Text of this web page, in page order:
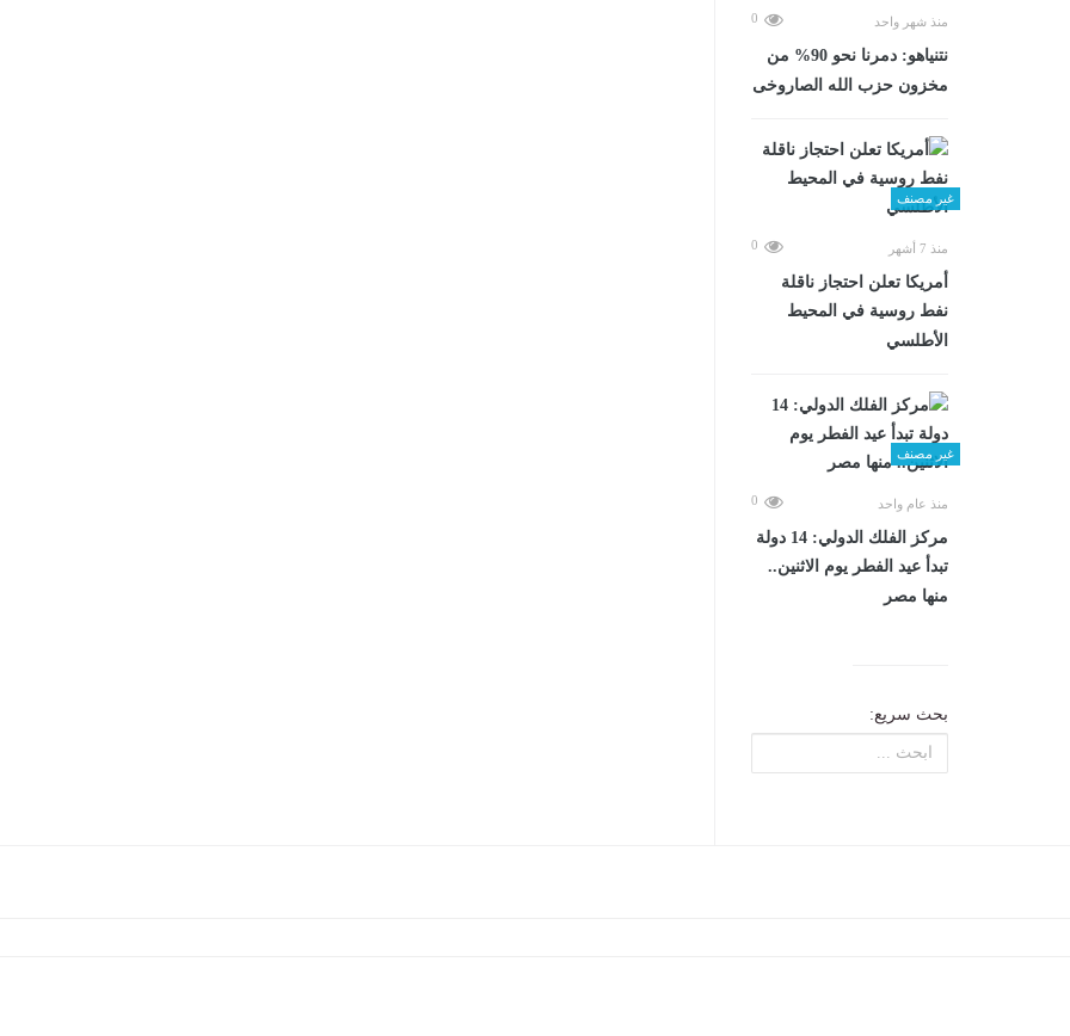
منذ شهر واحد 0
نتنياهو: دمرنا نحو 90% من
مخزون حزب الله الصاروخى
غير مصنف
منذ 7 أشهر 0
أمريكا تعلن احتجاز ناقلة
نفط روسية في المحيط
الأطلسي
غير مصنف
منذ عام واحد 0
مركز الفلك الدولي: 14 دولة
تبدأ عيد الفطر يوم الاثنين..
منها مصر
بحث سريع: